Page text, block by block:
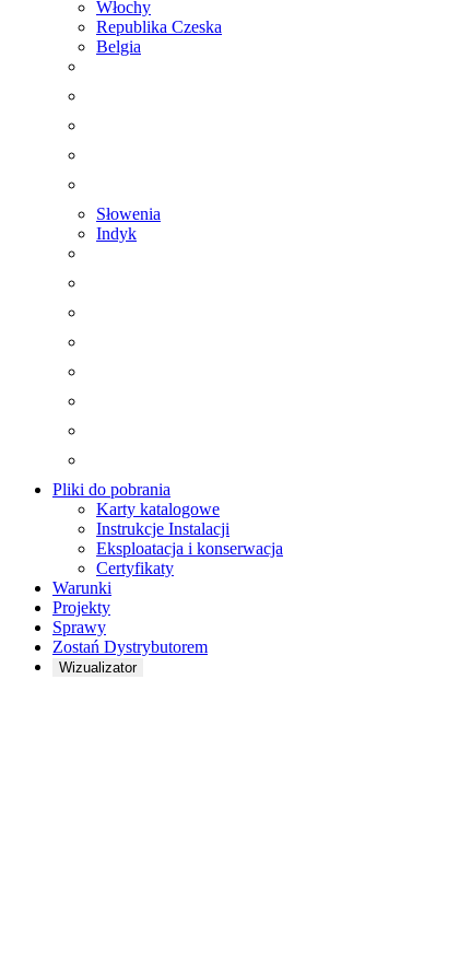
Włochy
Republika Czeska
Belgia
Słowenia
Indyk
Pliki do pobrania
Karty katalogowe
Instrukcje Instalacji
Eksploatacja i konserwacja
Certyfikaty
Warunki
Projekty
Sprawy
Zostań Dystrybutorem
Wizualizator